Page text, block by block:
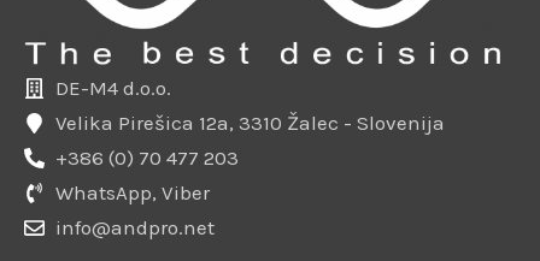
DE-M4 d.o.o.
Velika Pirešica 12a, 3310 Žalec - Slovenija
+386 (0) 70 477 203
WhatsApp, Viber
info@andpro.net